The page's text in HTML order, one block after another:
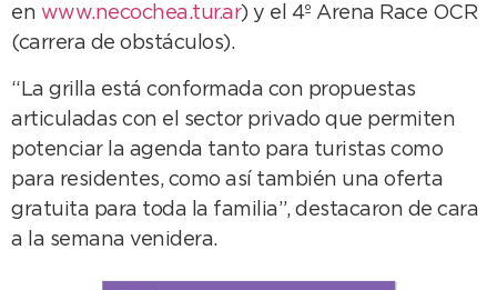
en www.necochea.tur.ar) y el 4º Arena Race OCR
(carrera de obstáculos).
“La grilla está conformada con propuestas
articuladas con el sector privado que permiten
potenciar la agenda tanto para turistas como
para residentes, como así también una oferta
gratuita para toda la familia”, destacaron de cara
a la semana venidera.